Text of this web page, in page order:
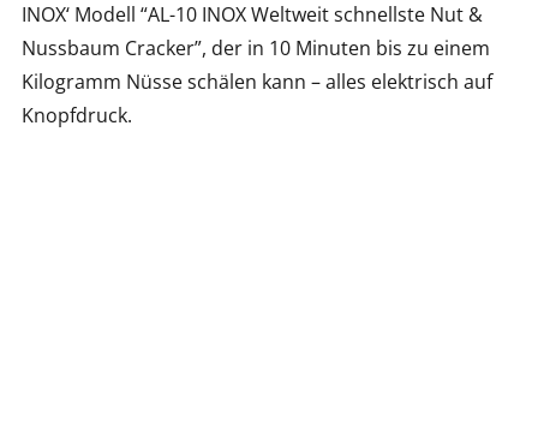
INOX‘ Modell “AL-10 INOX Weltweit schnellste Nut &
Nussbaum Cracker”, der in 10 Minuten bis zu einem
Kilogramm Nüsse schälen kann – alles elektrisch auf
Knopfdruck.